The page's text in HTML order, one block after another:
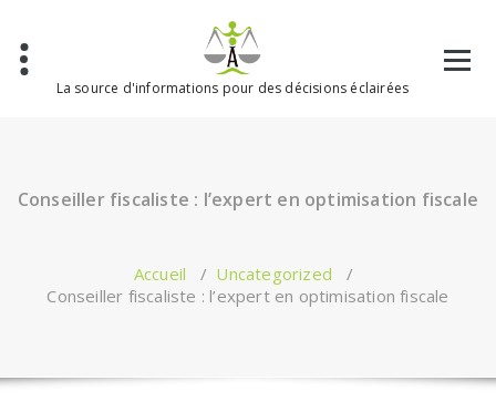
contenu
La source d'informations pour des décisions éclairées
Conseiller fiscaliste : l’expert en optimisation fiscale
Accueil / Uncategorized /
Conseiller fiscaliste : l’expert en optimisation fiscale